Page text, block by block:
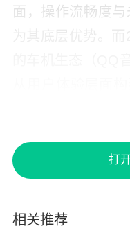
面，操作流畅度
打
相关推荐